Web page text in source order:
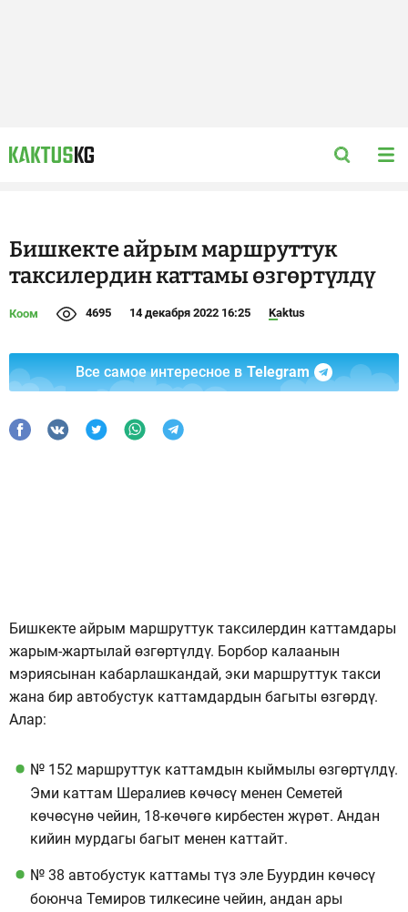
Бишкекте айрым маршруттук
таксилердин каттамы өзгөртүлдү
Коом 4695 14 декабря 2022 16:25 Kaktus
Все самое интересное в Telegram
Бишкекте айрым маршруттук таксилердин каттамдары
жарым-жартылай өзгөртүлдү. Борбор калаанын
мэриясынан кабарлашкандай, эки маршруттук такси
жана бир автобустук каттамдардын багыты өзгөрдү.
Алар:
№ 152 маршруттук каттамдын кыймылы өзгөртүлдү.
Эми каттам Шералиев көчөсү менен Семетей
көчөсүнө чейин, 18-көчөгө кирбестен жүрөт. Андан
кийин мурдагы багыт менен каттайт.
№ 38 автобустук каттамы түз эле Буурдин көчөсү
боюнча Темиров тилкесине чейин, андан ары